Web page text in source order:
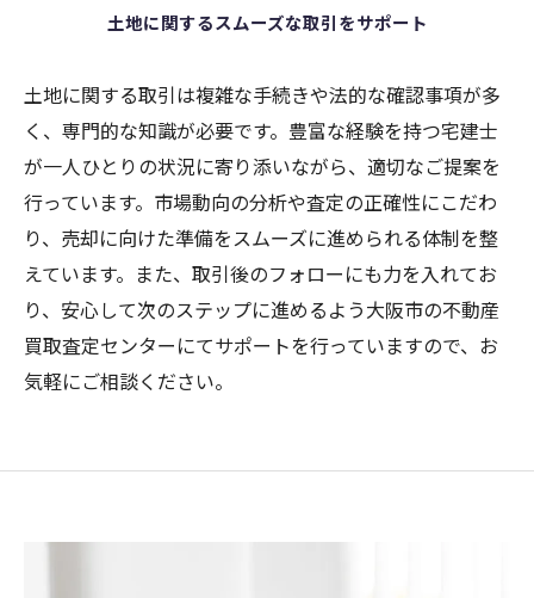
土地に関するスムーズな取引をサポート
土地に関する取引は複雑な手続きや法的な確認事項が多
く、専門的な知識が必要です。豊富な経験を持つ宅建士
が一人ひとりの状況に寄り添いながら、適切なご提案を
行っています。市場動向の分析や査定の正確性にこだわ
り、売却に向けた準備をスムーズに進められる体制を整
えています。また、取引後のフォローにも力を入れてお
り、安心して次のステップに進めるよう大阪市の不動産
買取査定センターにてサポートを行っていますので、お
気軽にご相談ください。